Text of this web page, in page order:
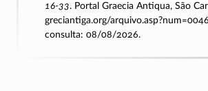
16-33. Portal Graecia Antiqua, São
greciantiga.org/
consulta: 08/08/2026.